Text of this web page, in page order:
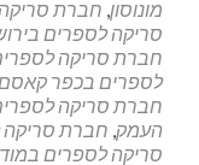
מונוסון, חברת סריקה
סריקה לספרים
חברת סריקה
לספרים בכפר
חברת סריקה
העמק, חברת סריקה
סריקה לספרים